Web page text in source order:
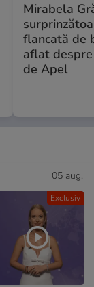
Mirabela
flancată de
aflat
de Apel
Exclusiv
05 aug.